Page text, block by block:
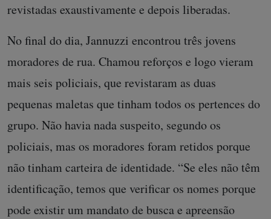
revistadas exaustivamente e depois liberadas.
No final do dia, Jannuzzi encontrou três jovens
moradores de rua. Chamou reforços e logo vieram
mais seis policiais, que revistaram as duas
pequenas maletas que tinham todos os pertences do
grupo. Não havia nada suspeito, segundo os
policiais, mas os moradores foram retidos porque
não tinham carteira de identidade. “Se eles não têm
identificação, temos que verificar os nomes porque
pode existir um mandato de busca e apreensão